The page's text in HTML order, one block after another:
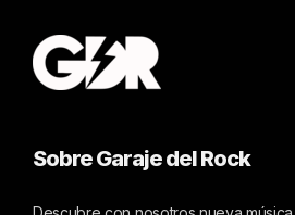
Sobre Garaje del Rock